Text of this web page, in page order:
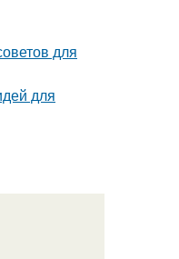
для
для